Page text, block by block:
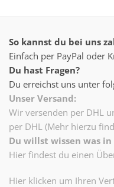
So kannst du bei uns
Einfach per PayPal oder
Du hast Fragen?
Du erreichst uns unter
Unser Versand:
Wir versenden per DHL
per DHL (Mehr hierzu
Du willst wissen was
Hier findest du einen
Hier klicken um Ihren